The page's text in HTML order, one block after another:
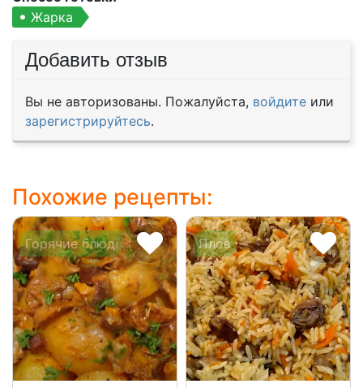
Жарка
Добавить отзыв
Вы не авторизованы. Пожалуйста, войдите или
зарегистрируйтесь.
Похожие рецепты:
Горячие блюда из говядиныПлов